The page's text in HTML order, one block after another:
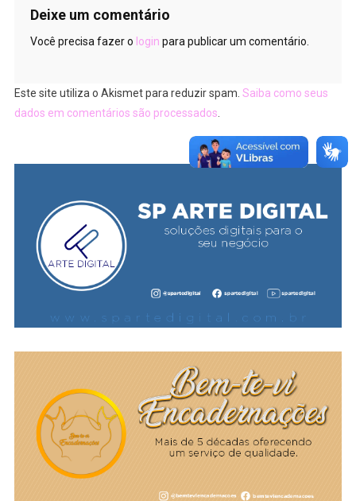
Deixe um comentário
Você precisa fazer o login para publicar um comentário.
Este site utiliza o Akismet para reduzir spam. Saiba como seus
dados em comentários são processados